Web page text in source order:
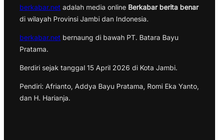
berkabar.net adalah media online Berkabar berita benar
di wilayah Provinsi Jambi dan Indonesia.
berkabar.net bernaung di bawah PT. Batara Bayu
Pratama.
Berdiri sejak tanggal 15 April 2026 di Kota Jambi.
Pendiri: Afrianto, Addya Bayu Pratama, Romi Eka Yanto,
dan H. Harianja.